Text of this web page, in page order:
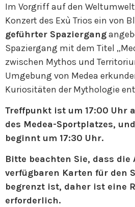
Im Vorgriff auf den
Konzert des Exù Trios ein von
geführter Spaziergang
Spaziergang mit dem Titel
zwischen Mythos und
Umgebung von Medea
Kuriositäten der Mythologie
Treffpunkt ist um 17:00 Uhr
des Medea-Sportplatzes,
beginnt um 17:30 Uhr.
Bitte beachten Sie, dass die
verfügbaren Karten für den
begrenzt ist, daher ist eine
erforderlich.